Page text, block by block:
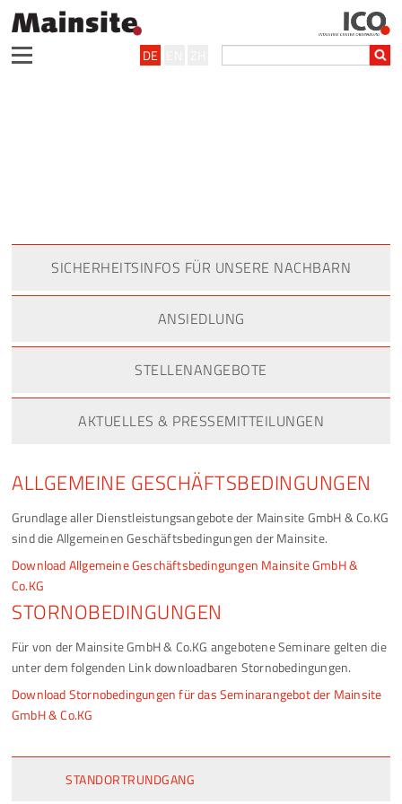
DE
SICHERHEITSINFOS FÜR UNSERE NACHBARN
ANSIEDLUNG
STELLENANGEBOTE
AKTUELLES & PRESSEMITTEILUNGEN
ALLGEMEINE GESCHÄFTSBEDINGUNGEN
Grundlage aller Dienstleistungsangebote der Mainsite GmbH & Co.KG
sind die Allgemeinen Geschäftsbedingungen der Mainsite.
Download Allgemeine Geschäftsbedingungen Mainsite GmbH &
Co.KG
STORNOBEDINGUNGEN
Für von der Mainsite GmbH & Co.KG angebotene Seminare gelten die
unter dem folgenden Link downloadbaren Stornobedingungen.
Download Stornobedingungen für das Seminarangebot der Mainsite
GmbH & Co.KG
STANDORTRUNDGANG